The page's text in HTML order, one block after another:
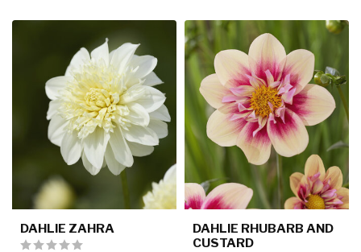
DAHLIE ZAHRA
DAHLIE RHUBARB AND
CUSTARD